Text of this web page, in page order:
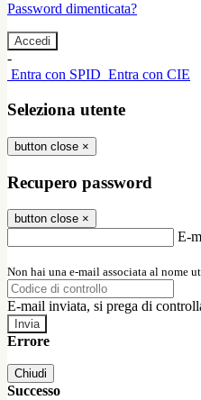
Password dimenticata?
-
Entra con SPID Entra con CIE
Seleziona utente
button close ×
Recupero password
button close ×
E-
Non hai una e-mail associata al nome
E-mail inviata, si prega di
Errore
Chiudi
Successo